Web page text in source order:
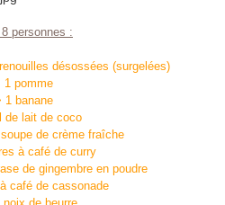
8 personnes :
désossées (surgelées)
1 pomme
1 banane
de lait de coco
de crème fraîche
à café de curry
de gingembre en poudre
café de cassonade